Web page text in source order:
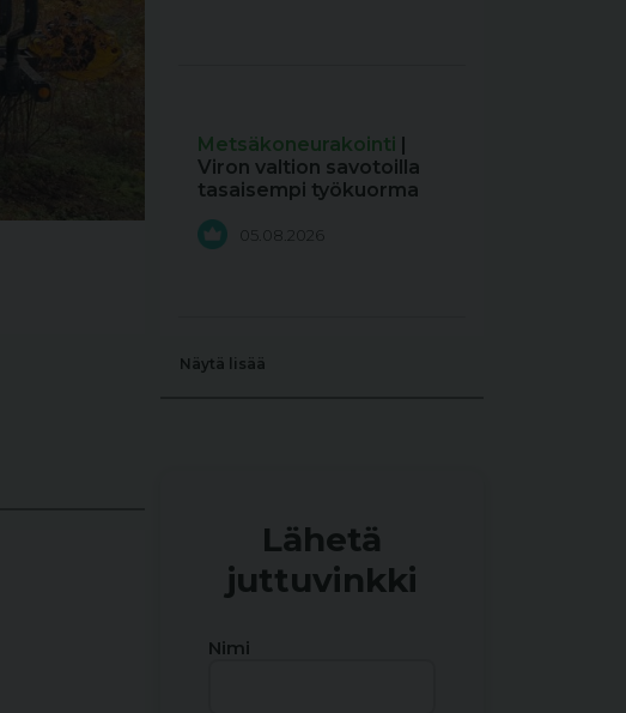
Metsäkoneurakointi |
Viron valtion savotoilla
tasaisempi työkuorma
05.08.2026
Näytä lisää
Lähetä
juttuvinkki
Nimi